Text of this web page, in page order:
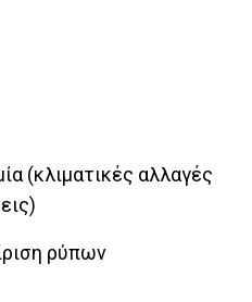
(κλιματικές αλλαγές
ρύπων